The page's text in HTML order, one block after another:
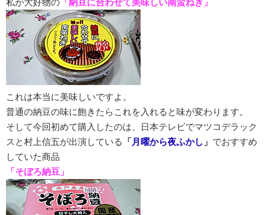
これは本当に美味しいですよ。
普通の納豆の味に飽きたらこれを入れると味が変わります。
そして今回初めて購入したのは、日本テレビでマツコデラック
スと村上信五が出演している
「 月曜から夜ふかし 」 でおすすめ
していた商品
「そぼろ納豆」